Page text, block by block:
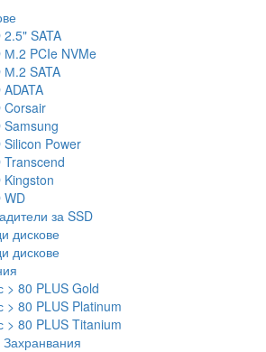
2.5" SATA
М.2 PCIe NVMe
М.2 SATA
ADATA
Corsair
Samsung
Silicon Power
Transcend
Kingston
WD
за SSD
дискове
дискове
> 80 PLUS Gold
> 80 PLUS Platinum
> 80 PLUS Titanium
Захранвания